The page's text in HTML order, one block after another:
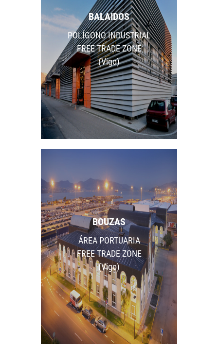
BALAIDOS
POLÍGONO INDUSTRIAL
FREE TRADE ZONE
(Vigo)
BOUZAS
ÁREA PORTUARIA
FREE TRADE ZONE
(Vigo)